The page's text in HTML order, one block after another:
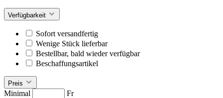
Verfügbarkeit
Sofort versandfertig
Wenige Stück lieferbar
Bestellbar, bald wieder verfügbar
Beschaffungsartikel
Preis
Minimal
Fr